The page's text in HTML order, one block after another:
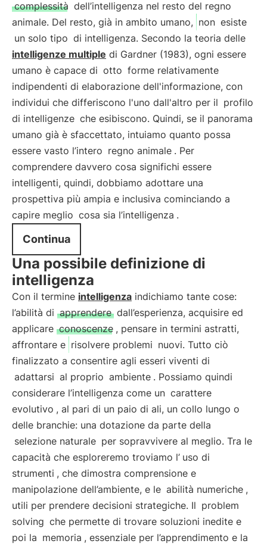
complessità dell’intelligenza nel resto del regno
animale. Del resto, già in ambito umano, non esiste
un solo tipo di intelligenza. Secondo la teoria delle
intelligenze multiple di Gardner (1983), ogni essere
umano è capace di otto forme relativamente
indipendenti di elaborazione dell'informazione, con
individui che differiscono l'uno dall'altro per il profilo
di intelligenze che esibiscono. Quindi, se il panorama
umano già è sfaccettato, intuiamo quanto possa
essere vasto l’intero regno animale . Per
comprendere davvero cosa significhi essere
intelligenti, quindi, dobbiamo adottare una
prospettiva più ampia e inclusiva cominciando a
capire meglio cosa sia l’intelligenza .
Continua
Una possibile definizione di
intelligenza
Con il termine intelligenza indichiamo tante cose:
l’abilità di apprendere dall’esperienza, acquisire ed
applicare conoscenze , pensare in termini astratti,
affrontare e risolvere problemi nuovi. Tutto ciò
finalizzato a consentire agli esseri viventi di
adattarsi al proprio ambiente . Possiamo quindi
considerare l’intelligenza come un carattere
evolutivo , al pari di un paio di ali, un collo lungo o
delle branchie: una dotazione da parte della
selezione naturale per sopravvivere al meglio. Tra le
capacità che esploreremo troviamo l’ uso di
strumenti , che dimostra comprensione e
manipolazione dell’ambiente, e le abilità numeriche ,
utili per prendere decisioni strategiche. Il problem
solving che permette di trovare soluzioni inedite e
poi la memoria , essenziale per l’apprendimento e la